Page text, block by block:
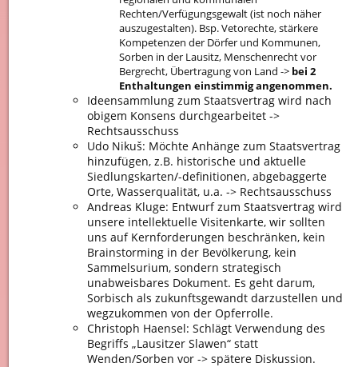
Rechten/Verfügungsgewalt (ist noch näher
auszugestalten). Bsp. Vetorechte, stärkere
Kompetenzen der Dörfer und Kommunen,
Sorben in der Lausitz, Menschenrecht vor
Bergrecht, Übertragung von Land -> bei 2
Enthaltungen einstimmig angenommen.
Ideensammlung zum Staatsvertrag wird nach
obigem Konsens durchgearbeitet ->
Rechtsausschuss
Udo Nikuš: Möchte Anhänge zum Staatsvertrag
hinzufügen, z.B. historische und aktuelle
Siedlungskarten/-definitionen, abgebaggerte
Orte, Wasserqualität, u.a. -> Rechtsausschuss
Andreas Kluge: Entwurf zum Staatsvertrag wird
unsere intellektuelle Visitenkarte, wir sollten
uns auf Kernforderungen beschränken, kein
Brainstorming in der Bevölkerung, kein
Sammelsurium, sondern strategisch
unabweisbares Dokument. Es geht darum,
Sorbisch als zukunftsgewandt darzustellen und
wegzukommen von der Opferrolle.
Christoph Haensel: Schlägt Verwendung des
Begriffs „Lausitzer Slawen“ statt
Wenden/Sorben vor -> spätere Diskussion.